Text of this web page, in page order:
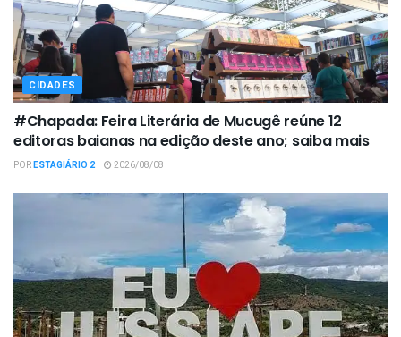
CIDADES
#Chapada: Feira Literária de Mucugê reúne 12
editoras baianas na edição deste ano; saiba mais
PORESTAGIÁRIO 2 2026/08/08